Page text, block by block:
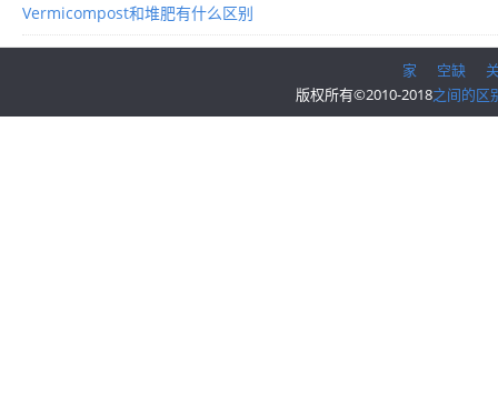
Vermicompost和堆肥有什么区别
家 空缺
版权所有©2010-2018之间的区